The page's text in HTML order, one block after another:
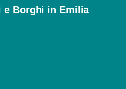
e Borghi in Emilia